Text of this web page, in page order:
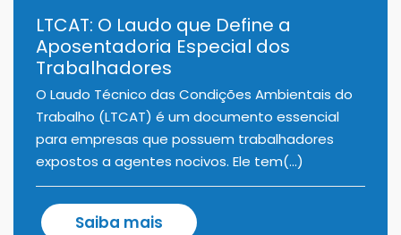
LTCAT: O Laudo que Define a
Aposentadoria Especial dos
Trabalhadores
O Laudo Técnico das Condições Ambientais do
Trabalho (LTCAT) é um documento essencial
para empresas que possuem trabalhadores
expostos a agentes nocivos. Ele tem(...)
Saiba mais